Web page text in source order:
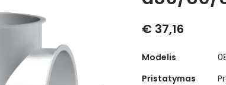
€ 37,16
Modelis
Pristatymas